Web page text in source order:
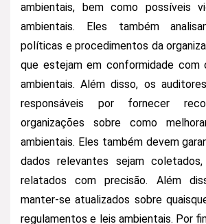
ambientais, bem como possíveis
ambientais. Eles também
políticas e procedimentos da
que estejam em conformidade com
ambientais. Além disso, os
responsáveis por fornecer
organizações sobre como
ambientais. Eles também devem
dados relevantes sejam
relatados com precisão. Além
manter-se atualizados sobre
regulamentos e leis ambientais. Por